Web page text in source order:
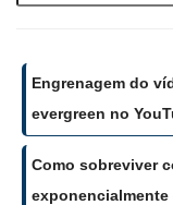
Engrenagem do
evergreen no
Como sobreviver